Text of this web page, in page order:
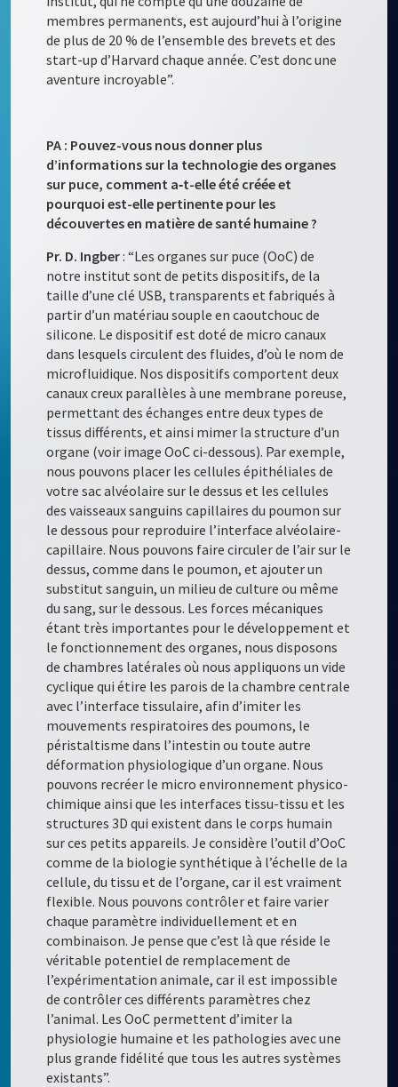
membres permanents, est aujourd’hui à l’origine
de plus de 20 % de l’ensemble des brevets et des
start-up d’Harvard chaque année. C’est donc une
aventure incroyable”.
PA : Pouvez-vous nous donner plus
d’informations sur la technologie des organes
sur puce, comment a‑t-elle été créée et
pourquoi est-elle pertinente pour les
découvertes en matière de santé humaine ?
Pr. D. Ingber: “Les organes sur puce (OoC) de
notre institut sont de petits dispositifs, de la
taille d’une clé USB, transparents et fabriqués à
partir d’un matériau souple en caoutchouc de
silicone. Le dispositif est doté de micro canaux
dans lesquels circulent des fluides, d’où le nom de
microfluidique. Nos dispositifs comportent deux
canaux creux parallèles à une membrane poreuse,
permettant des échanges entre deux types de
tissus différents, et ainsi mimer la structure d’un
organe (voir image OoC ci-dessous). Par exemple,
nous pouvons placer les cellules épithéliales de
votre sac alvéolaire sur le dessus et les cellules
des vaisseaux sanguins capillaires du poumon sur
le dessous pour reproduire l’interface alvéolaire-
capillaire. Nous pouvons faire circuler de l’air sur le
dessus, comme dans le poumon, et ajouter un
substitut sanguin, un milieu de culture ou même
du sang, sur le dessous. Les forces mécaniques
étant très importantes pour le développement et
le fonctionnement des organes, nous disposons
de chambres latérales où nous appliquons un vide
cyclique qui étire les parois de la chambre centrale
avec l’interface tissulaire, afin d’imiter les
mouvements respiratoires des poumons, le
péristaltisme dans l’intestin ou toute autre
déformation physiologique d’un organe. Nous
pouvons recréer le micro environnement physico-
chimique ainsi que les interfaces tissu-tissu et les
structures 3D qui existent dans le corps humain
sur ces petits appareils. Je considère l’outil d’OoC
comme de la biologie synthétique à l’échelle de la
cellule, du tissu et de l’organe, car il est vraiment
flexible. Nous pouvons contrôler et faire varier
chaque paramètre individuellement et en
combinaison. Je pense que c’est là que réside le
véritable potentiel de remplacement de
l’expérimentation animale, car il est impossible
de contrôler ces différents paramètres chez
l’animal. Les OoC permettent d’imiter la
physiologie humaine et les pathologies avec une
plus grande fidélité que tous les autres systèmes
existants”.